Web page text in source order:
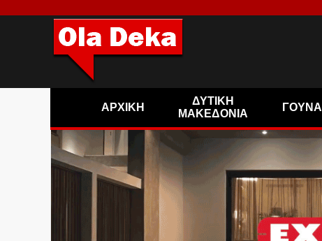
ΑΡΧΙΚΗ
ΔΥΤΙΚΗ
ΜΑΚΕΔΟΝΙΑ
ΓΟΥΝΑ